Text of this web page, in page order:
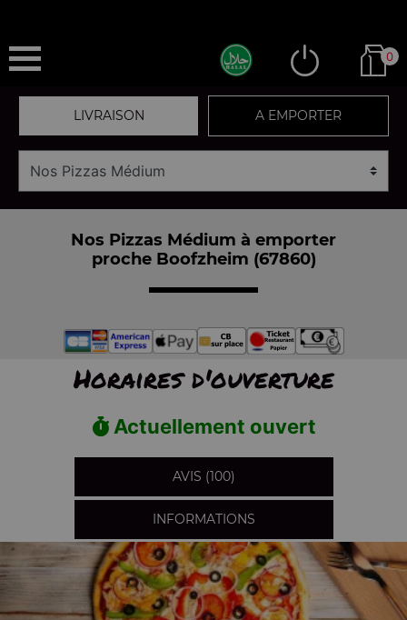
0
LIVRAISON A EMPORTER
Nos Pizzas Médium à emporter
proche Boofzheim (67860)
Horaires d'ouverture
Actuellement ouvert
AVIS (100)
INFORMATIONS